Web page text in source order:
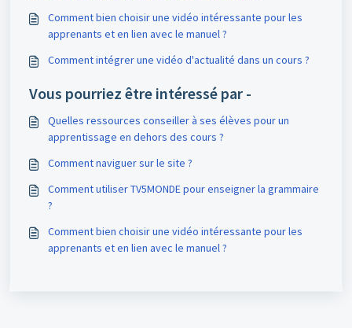
Comment bien choisir une vidéo intéressante pour les
apprenants et en lien avec le manuel ?
Comment intégrer une vidéo d'actualité dans un cours ?
Vous pourriez être intéressé par -
Quelles ressources conseiller à ses élèves pour un
apprentissage en dehors des cours ?
Comment naviguer sur le site ?
Comment utiliser TV5MONDE pour enseigner la grammaire
?
Comment bien choisir une vidéo intéressante pour les
apprenants et en lien avec le manuel ?